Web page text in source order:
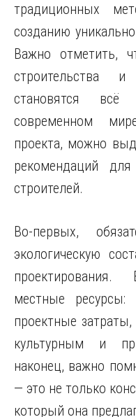
традиционных
созданию
Важно отметить,
строительства
становятся
современном
проекта, можно
рекомендаций
строителей.
Во-первых,
экологическую
проектирования.
местные ресурсы:
проектные
культурным и
наконец, важно
— это не только
который она